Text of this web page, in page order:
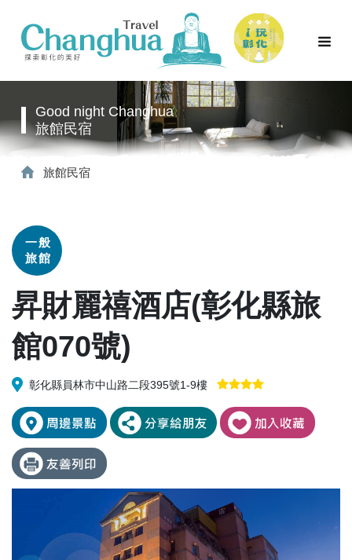
Good night Changhua
旅館民宿
旅館民宿
一般
旅館
昇財麗禧酒店(彰化縣旅
館070號)
彰化縣員林市中山路二段395號1-9樓